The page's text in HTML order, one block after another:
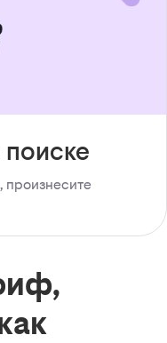
поиске
произнесите